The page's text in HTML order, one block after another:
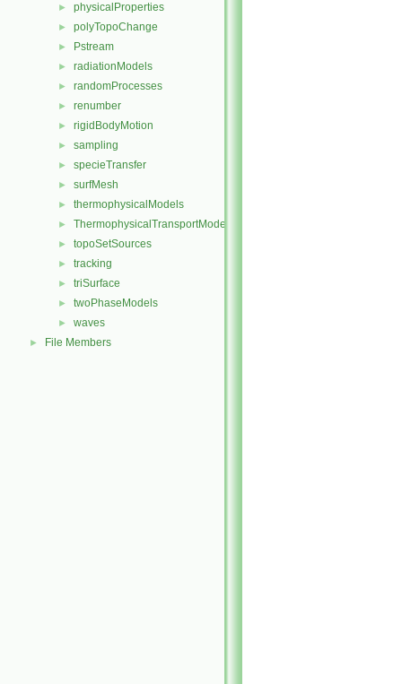
► physicalProperties
► polyTopoChange
► Pstream
► radiationModels
► randomProcesses
► renumber
► rigidBodyMotion
► sampling
► specieTransfer
► surfMesh
► thermophysicalModels
► ThermophysicalTransportModels
► topoSetSources
► tracking
► triSurface
► twoPhaseModels
► waves
► File Members